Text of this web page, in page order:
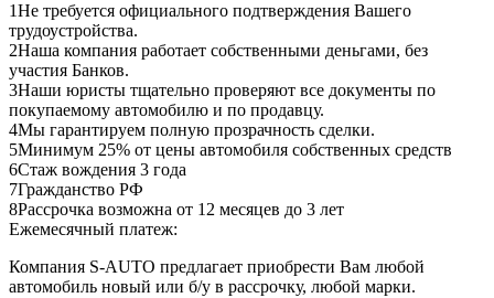
1Не требуется официального подтверждения Вашего
трудоустройства.
2Наша компания работает собственными деньгами, без
участия Банков.
3Наши юристы тщательно проверяют все документы по
покупаемому автомобилю и по продавцу.
4Мы гарантируем полную прозрачность сделки.
5Минимум 25% от цены автомобиля собственных средств
6Стаж вождения 3 года
7Гражданство РФ
8Рассрочка возможна от 12 месяцев до 3 лет
Ежемесячный платеж:
Компания S-AUTO предлагает приобрести Вам любой
автомобиль новый или б/у в рассрочку, любой марки.